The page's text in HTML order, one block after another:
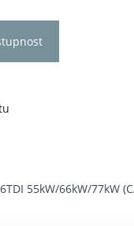
55kW/66kW/77kW